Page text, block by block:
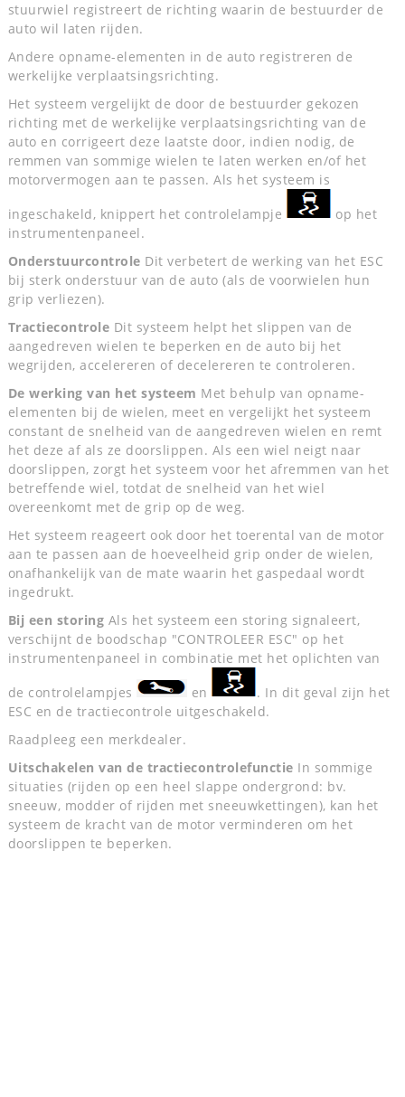
stuurwiel registreert de richting waarin de bestuurder de
auto wil laten rijden.
Andere opname-elementen in de auto registreren de
werkelijke verplaatsingsrichting.
Het systeem vergelijkt de door de bestuurder gekozen
richting met de werkelijke verplaatsingsrichting van de
auto en corrigeert deze laatste door, indien nodig, de
remmen van sommige wielen te laten werken en/of het
motorvermogen aan te passen. Als het systeem is
ingeschakeld, knippert het controlelampje
op het
instrumentenpaneel.
Onderstuurcontrole Dit verbetert de werking van het ESC
bij sterk onderstuur van de auto (als de voorwielen hun
grip verliezen).
Tractiecontrole Dit systeem helpt het slippen van de
aangedreven wielen te beperken en de auto bij het
wegrijden, accelereren of decelereren te controleren.
De werking van het systeem Met behulp van opname-
elementen bij de wielen, meet en vergelijkt het systeem
constant de snelheid van de aangedreven wielen en remt
het deze af als ze doorslippen. Als een wiel neigt naar
doorslippen, zorgt het systeem voor het afremmen van het
betreffende wiel, totdat de snelheid van het wiel
overeenkomt met de grip op de weg.
Het systeem reageert ook door het toerental van de motor
aan te passen aan de hoeveelheid grip onder de wielen,
onafhankelijk van de mate waarin het gaspedaal wordt
ingedrukt.
Bij een storing Als het systeem een storing signaleert,
verschijnt de boodschap "CONTROLEER ESC" op het
instrumentenpaneel in combinatie met het oplichten van
de controlelampjes
en
. In dit geval zijn het
ESC en de tractiecontrole uitgeschakeld.
Raadpleeg een merkdealer.
Uitschakelen van de tractiecontrolefunctie In sommige
situaties (rijden op een heel slappe ondergrond: bv.
sneeuw, modder of rijden met sneeuwkettingen), kan het
systeem de kracht van de motor verminderen om het
doorslippen te beperken.